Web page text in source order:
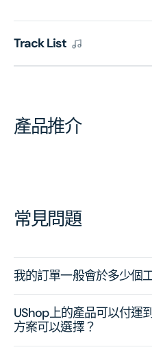
Track List
產品推介
常見問題
我的訂單一般會於多少個
UShop上的產品可以付運
方案可以選擇？